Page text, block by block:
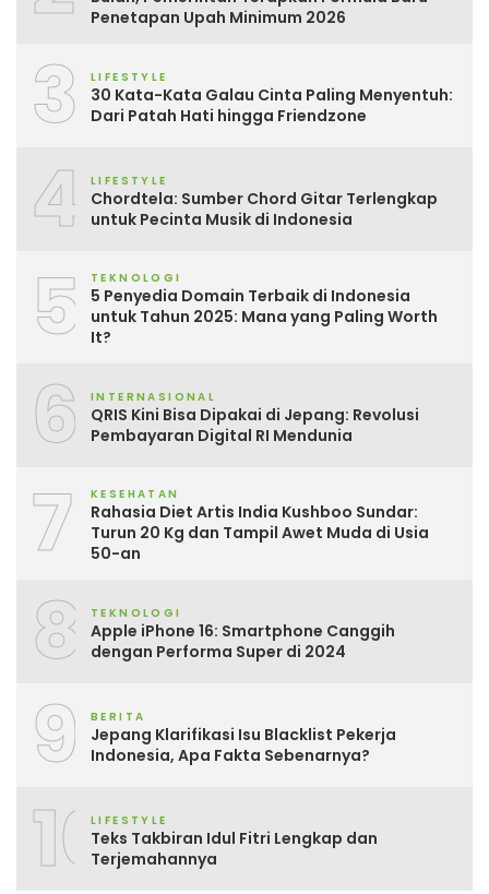
Penetapan Upah Minimum 2026
3 LIFESTYLE
30 Kata-Kata Galau Cinta Paling Menyentuh:
Dari Patah Hati hingga Friendzone
4 LIFESTYLE
Chordtela: Sumber Chord Gitar Terlengkap
untuk Pecinta Musik di Indonesia
5 TEKNOLOGI
5 Penyedia Domain Terbaik di Indonesia
untuk Tahun 2025: Mana yang Paling Worth
It?
6 INTERNASIONAL
QRIS Kini Bisa Dipakai di Jepang: Revolusi
Pembayaran Digital RI Mendunia
7 KESEHATAN
Rahasia Diet Artis India Kushboo Sundar:
Turun 20 Kg dan Tampil Awet Muda di Usia
50-an
8 TEKNOLOGI
Apple iPhone 16: Smartphone Canggih
dengan Performa Super di 2024
9 BERITA
Jepang Klarifikasi Isu Blacklist Pekerja
Indonesia, Apa Fakta Sebenarnya?
10LIFESTYLE
Teks Takbiran Idul Fitri Lengkap dan
Terjemahannya